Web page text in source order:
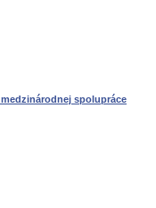
spolupráce